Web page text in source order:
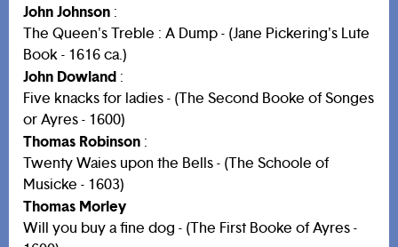
John Johnson :
The Queen's Treble : A Dump - (Jane Pickering's Lute
Book - 1616 ca.)
John Dowland :
Five knacks for ladies - (The Second Booke of Songes
or Ayres - 1600)
Thomas Robinson :
Twenty Waies upon the Bells - (The Schoole of
Musicke - 1603)
Thomas Morley
Will you buy a fine dog - (The First Booke of Ayres -